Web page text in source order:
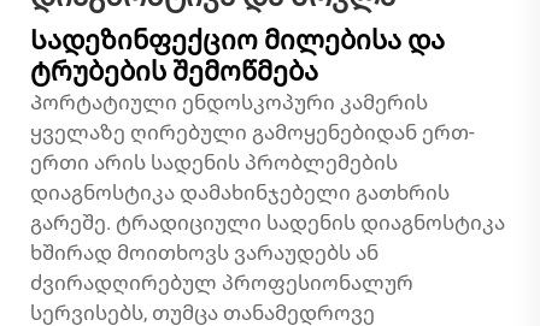
Სადეზინფექციო მილებისა და
ტრუბების შემოწმება
Პორტატიული ენდოსკოპური კამერის
ყველაზე ღირებული გამოყენებიდან ერთ-
ერთი არის სადენის პრობლემების
დიაგნოსტიკა დამახინჯებელი გათხრის
გარეშე. ტრადიციული სადენის დიაგნოსტიკა
ხშირად მოითხოვს ვარაუდებს ან
ძვირადღირებულ პროფესიონალურ
სერვისებს, თუმცა თანამედროვე